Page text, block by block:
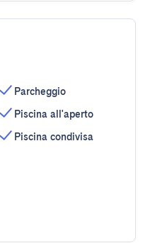
Parcheggio
Piscina all'aperto
Piscina condivisa